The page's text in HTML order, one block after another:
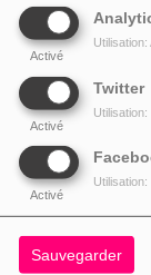
Activé
Utilisation:
Twitter
Activé
Activé
Sauvegarder
L'UNIVERS
Chaque semaine,
années 70, 80 et
THÉMECTIQUE